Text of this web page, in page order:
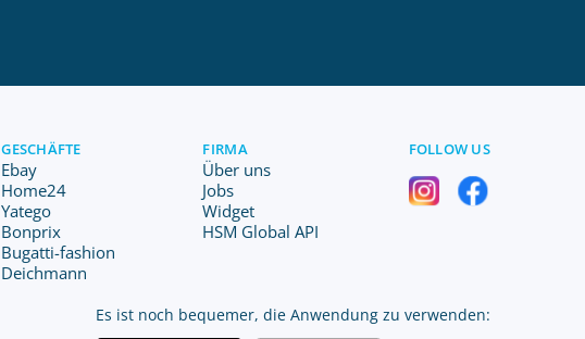
GESCHÄFTE
Ebay
Home24
Yatego
Bonprix
Bugatti-fashion
Deichmann
FIRMA
Über uns
Jobs
Widget
HSM Global API
FOLLOW US
Es ist noch bequemer, die Anwendung zu verwenden: